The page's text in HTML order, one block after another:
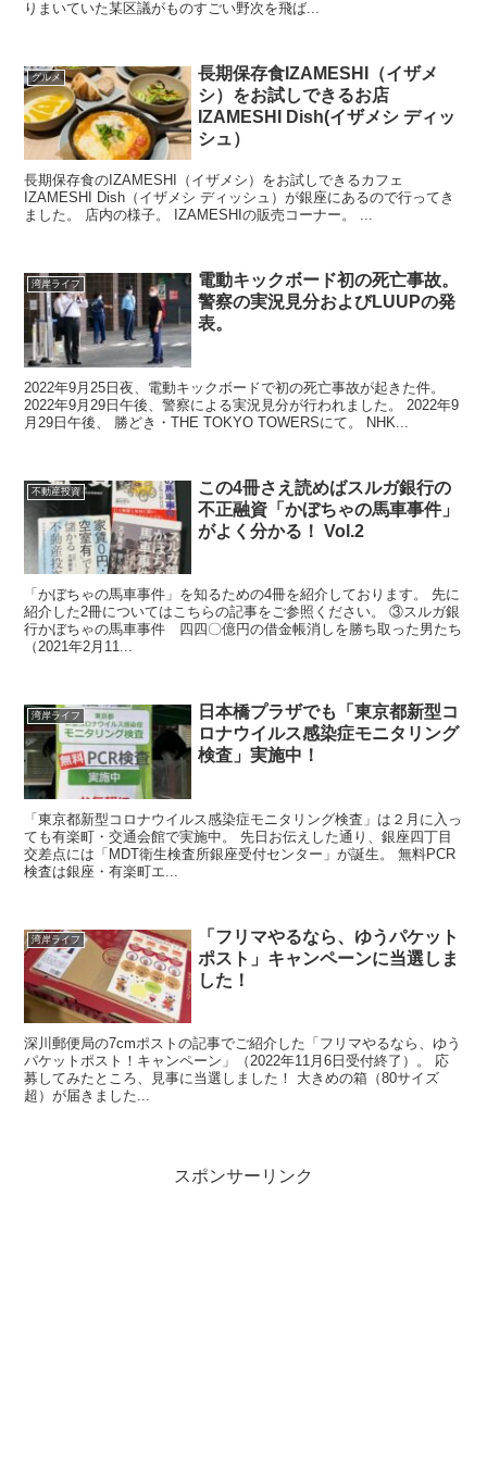
りまいていた某区議がものすごい野次を飛ば...
グルメ
長期保存食IZAMESHI（イザメ
シ）をお試しできるお店
IZAMESHI Dish(イザメシ ディッ
シュ）
長期保存食のIZAMESHI（イザメシ）をお試しできるカフェ
IZAMESHI Dish（イザメシ ディッシュ）が銀座にあるので行ってき
ました。 店内の様子。 IZAMESHIの販売コーナー。 ...
湾岸ライフ
電動キックボード初の死亡事故。
警察の実況見分およびLUUPの発
表。
2022年9月25日夜、電動キックボードで初の死亡事故が起きた件。
2022年9月29日午後、警察による実況見分が行われました。 2022年9
月29日午後、 勝どき・THE TOKYO TOWERSにて。 NHK...
不動産投資
この4冊さえ読めばスルガ銀行の
不正融資「かぼちゃの馬車事件」
がよく分かる！ Vol.2
「かぼちゃの馬車事件」を知るための4冊を紹介しております。 先に
紹介した2冊についてはこちらの記事をご参照ください。 ③スルガ銀
行かぼちゃの馬車事件 四四〇億円の借金帳消しを勝ち取った男たち
（2021年2月11...
湾岸ライフ
日本橋プラザでも「東京都新型コ
ロナウイルス感染症モニタリング
検査」実施中！
「東京都新型コロナウイルス感染症モニタリング検査」は２月に入っ
ても有楽町・交通会館で実施中。 先日お伝えした通り、銀座四丁目
交差点には「MDT衛生検査所銀座受付センター」が誕生。 無料PCR
検査は銀座・有楽町エ...
湾岸ライフ
「フリマやるなら、ゆうパケット
ポスト」キャンペーンに当選しま
した！
深川郵便局の7cmポストの記事でご紹介した「フリマやるなら、ゆう
パケットポスト！キャンペーン」（2022年11月6日受付終了）。 応
募してみたところ、見事に当選しました！ 大きめの箱（80サイズ
超）が届きました...
スポンサーリンク